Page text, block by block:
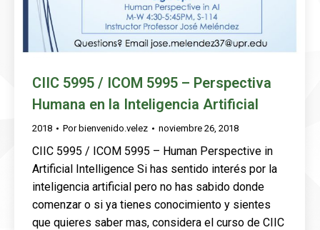
CIIC 5995 / ICOM 5995 – Perspectiva
Humana en la Inteligencia Artificial
2018 Porbienvenido.velez noviembre 26, 2018
CIIC 5995 / ICOM 5995 – Human Perspective in
Artificial Intelligence Si has sentido interés por la
inteligencia artificial pero no has sabido donde
comenzar o si ya tienes conocimiento y sientes
que quieres saber mas, considera el curso de CIIC